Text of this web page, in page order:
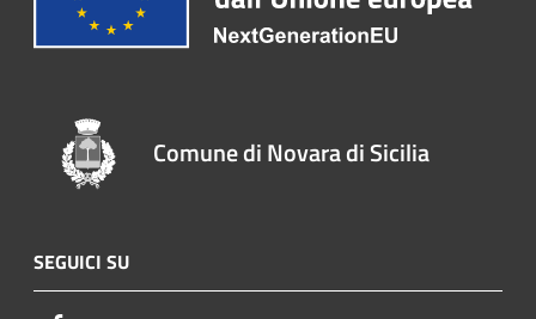
Comune di Novara di Sicilia
SEGUICI SU